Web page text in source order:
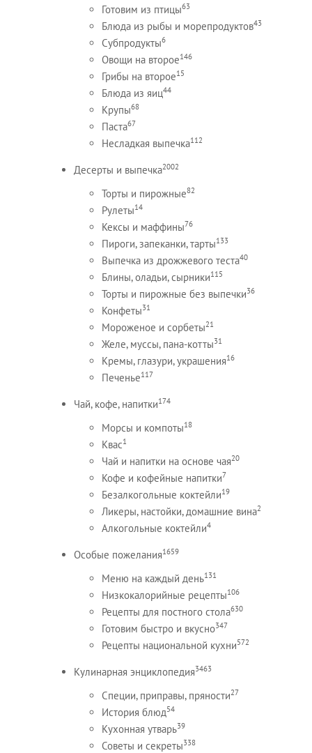
Готовим из птицы63
Блюда из рыбы и морепродуктов43
Субпродукты6
Овощи на второе146
Грибы на второе15
Блюда из яиц44
Крупы68
Паста67
Несладкая выпечка112
Десерты и выпечка2002
Торты и пирожные82
Рулеты14
Кексы и маффины76
Пироги, запеканки, тарты133
Выпечка из дрожжевого теста40
Блины, оладьи, сырники115
Торты и пирожные без выпечки36
Конфеты31
Мороженое и сорбеты21
Желе, муссы, пана-котты31
Кремы, глазури, украшения16
Печенье117
Чай, кофе, напитки174
Морсы и компоты18
Квас1
Чай и напитки на основе чая20
Кофе и кофейные напитки7
Безалкогольные коктейли19
Ликеры, настойки, домашние вина2
Алкогольные коктейли4
Особые пожелания1659
Меню на каждый день131
Низкокалорийные рецепты106
Рецепты для постного стола630
Готовим быстро и вкусно347
Рецепты национальной кухни572
Кулинарная энциклопедия3463
Специи, приправы, пряности27
История блюд54
Кухонная утварь39
Советы и секреты338